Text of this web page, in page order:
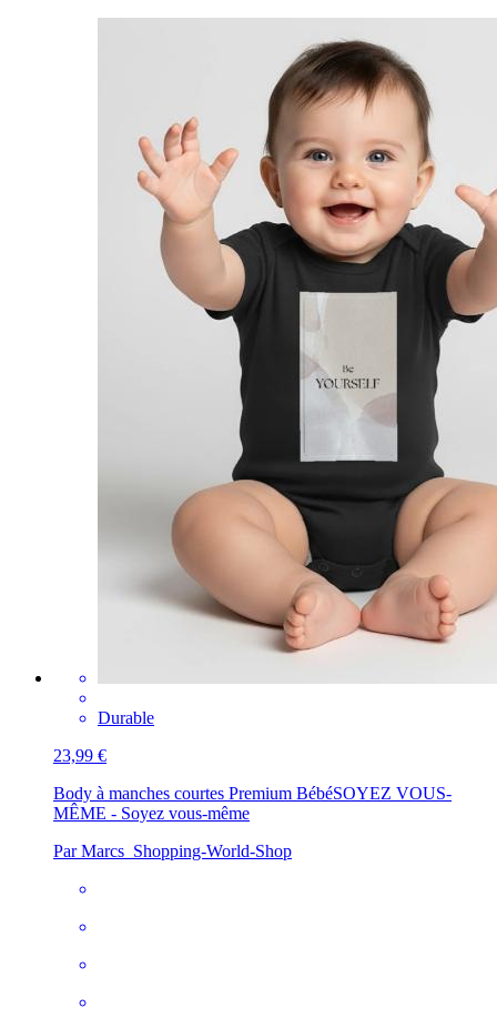
Durable
23,99 €
Body à manches courtes Premium BébéSOYEZ VOUS-
MÊME - Soyez vous-même
Par Marcs_Shopping-World-Shop